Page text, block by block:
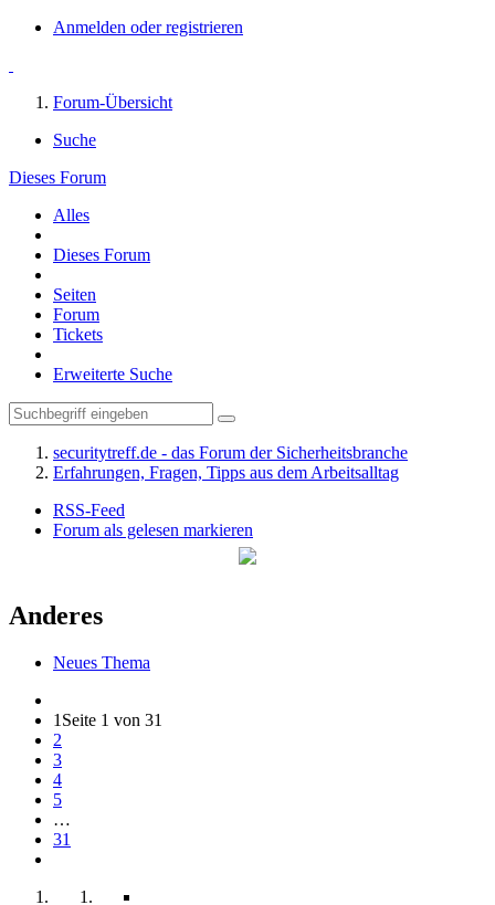
Anmelden oder registrieren
Forum-Übersicht
Suche
Dieses Forum
Alles
Dieses Forum
Seiten
Forum
Tickets
Erweiterte Suche
securitytreff.de - das Forum der Sicherheitsbranche
Erfahrungen, Fragen, Tipps aus dem Arbeitsalltag
RSS-Feed
Forum als gelesen markieren
Anderes
Neues Thema
1 Seite 1 von 31
2
3
4
5
…
31